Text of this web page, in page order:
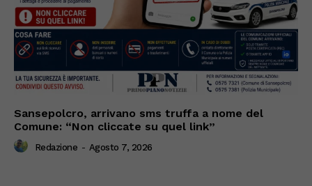
Sansepolcro, arrivano sms truffa a nome del
Comune: “Non cliccate su quel link”
Redazione - Agosto 7, 2026